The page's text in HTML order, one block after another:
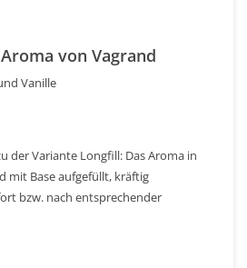
von Vagrand
Vanille
der Variante Longfill: Das Aroma in
mit Base aufgefüllt, kräftig
bzw. nach entsprechender